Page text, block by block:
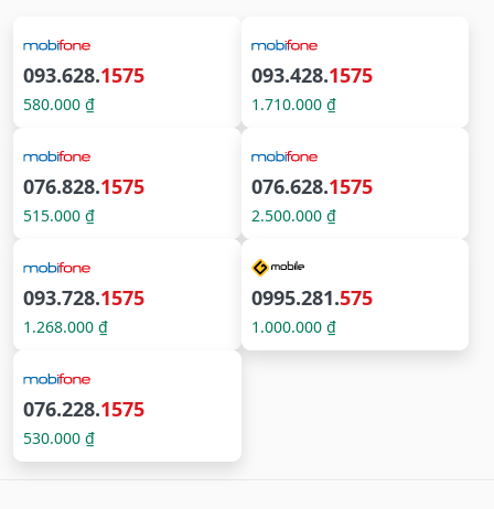
093.628.1575
580.000 ₫
093.428.1575
1.710.000 ₫
076.828.1575
515.000 ₫
076.628.1575
2.500.000 ₫
093.728.1575
1.268.000 ₫
0995.281.575
1.000.000 ₫
076.228.1575
530.000 ₫